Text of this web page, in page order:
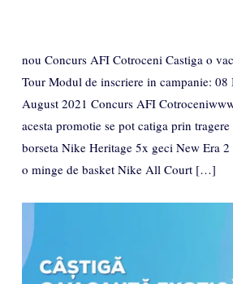
nou Concurs AFI Cotroceni Castiga o
Tour Modul de inscriere in campanie:
August 2021 Concurs AFI
acesta promotie se pot catiga prin
borseta Nike Heritage 5x geci New Era
o minge de basket Nike All Court […]